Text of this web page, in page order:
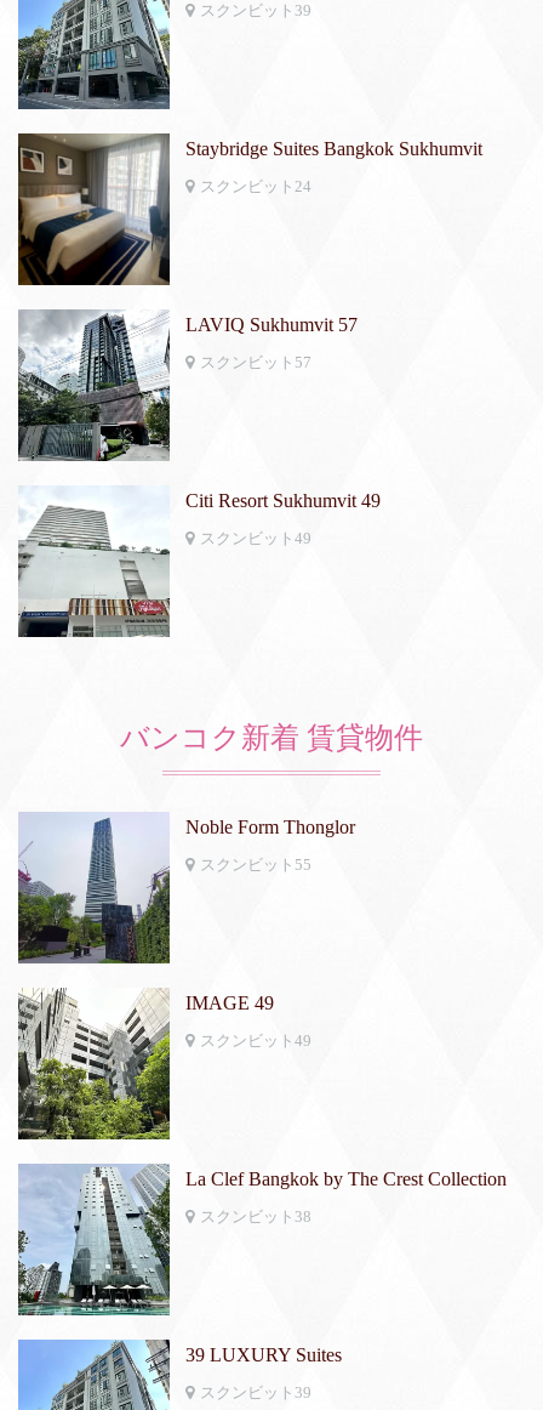
スクンビット39
Staybridge Suites Bangkok Sukhumvit
スクンビット24
LAVIQ Sukhumvit 57
スクンビット57
Citi Resort Sukhumvit 49
スクンビット49
バンコク新着 賃貸物件
Noble Form Thonglor
スクンビット55
IMAGE 49
スクンビット49
La Clef Bangkok by The Crest Collection
スクンビット38
39 LUXURY Suites
スクンビット39